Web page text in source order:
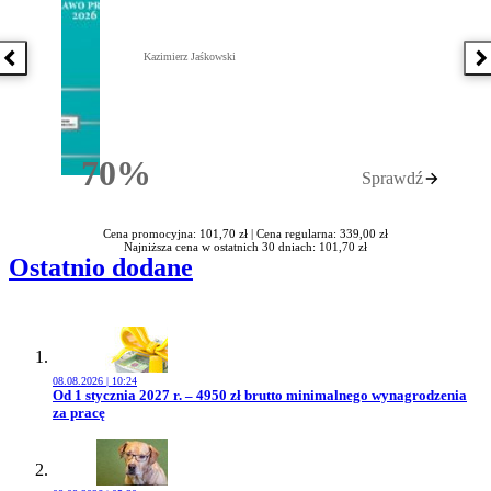
Poprzednia książka
70%Rabatu
Kazimierz Jaśkowski
Sprawdź
Cena promocyjna: 101,70 zł | Cena regularna: 339,00 zł
Najniższa cena w ostatnich 30 dniach: 101,70 zł
Ostatnio dodane
08.08.2026 | 10:24
Przejdź do artykułu:
Od 1 stycznia 2027 r. – 4950 zł brutto minimalnego wynagrodzenia
za pracę